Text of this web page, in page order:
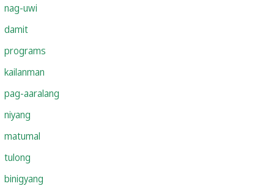
nag-uwi
damit
programs
kailanman
pag-aaralang
niyang
matumal
tulong
binigyang